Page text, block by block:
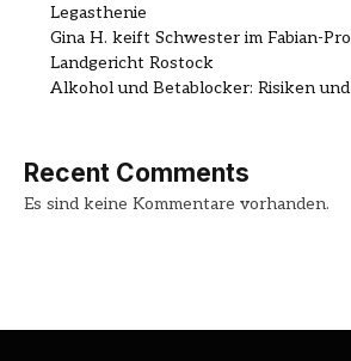
Legasthenie
Gina H. keift Schwester im Fabian-
Landgericht Rostock
Alkohol und Betablocker: Risiken
Recent Comments
Es sind keine Kommentare vorhanden.